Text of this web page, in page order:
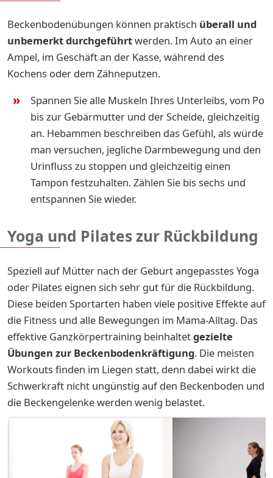
Beckenbodenübungen können praktisch überall und
unbemerkt durchgeführtwerden. Im Auto an einer
Ampel, im Geschäft an der Kasse, während des
Kochens oder dem Zähneputzen.
Spannen Sie alle Muskeln Ihres Unterleibs, vom Po
bis zur Gebärmutter und der Scheide, gleichzeitig
an. Hebammen beschreiben das Gefühl, als würde
man versuchen, jegliche Darmbewegung und den
Urinfluss zu stoppen und gleichzeitig einen
Tampon festzuhalten. Zählen Sie bis sechs und
entspannen Sie wieder.
Yoga und Pilates zur Rückbildung
Speziell auf Mütter nach der Geburt angepasstes Yoga
oder Pilates eignen sich sehr gut für die Rückbildung.
Diese beiden Sportarten haben viele positive Effekte auf
die Fitness und alle Bewegungen im Mama-Alltag. Das
effektive Ganzkörpertraining beinhaltetgezielte
Übungen zur Beckenbodenkräftigung. Die meisten
Workouts finden im Liegen statt, denn dabei wirkt die
Schwerkraft nicht ungünstig auf den Beckenboden und
die Beckengelenke werden wenig belastet.